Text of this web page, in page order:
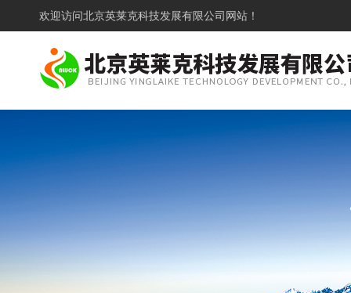
欢迎访问北京英莱克科技发展有限公司网站！